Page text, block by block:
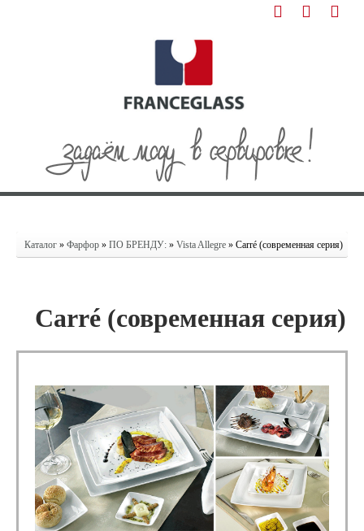
Каталог » Фарфор » ПО БРЕНДУ: » Vista Allegre » Carré (современная серия)
Carré (современная серия)